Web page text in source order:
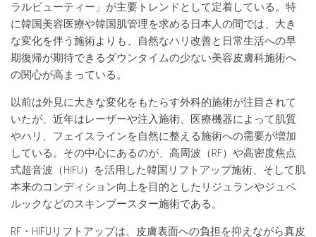
ラルビューティー」が主要トレンドとして定着している。特
に韓国美容医療や韓国肌管理を求める日本人の間では、大き
な変化を伴う施術よりも、自然なハリ改善と日常生活への早
期復帰が期待できるダウンタイムの少ない美容皮膚科施術へ
の関心が高まっている。
以前は外見に大きな変化をもたらす外科的施術が注目されて
いたが、近年はレーザーや注入施術、医療機器によって肌質
やハリ、フェイスラインを自然に整える施術への需要が増加
している。その中心にあるのが、高周波（RF）や高密度焦点
式超音波（HIFU）を活用した韓国リフトアップ施術、そして肌
本来のコンディション向上を目的としたリジュランやジュベ
ルックなどのスキンブースター施術である。
RF・HIFUリフトアップは、皮膚表面への負担を抑えながら真皮